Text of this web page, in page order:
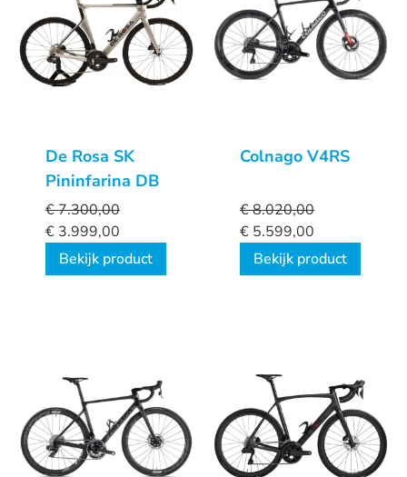
De Rosa SK
Pininfarina DB
€7.300,00
€ 3.999,00
Bekijk product
Colnago V4RS
€8.020,00
€ 5.599,00
Bekijk product